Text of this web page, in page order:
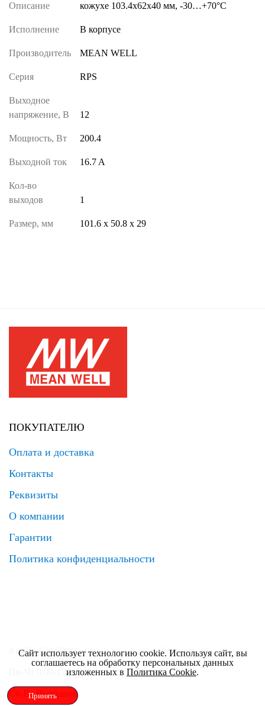
Описание
кожухе 103.4х62х40 мм, -30…+70°С
Исполнение В корпусе
Производитель MEAN WELL
Серия RPS
Выходное
напряжение, В
12
Мощность, Вт 200.4
Выходной ток 16.7 A
Кол-во
выходов
1
Размер, мм 101.6 х 50.8 х 29
ПОКУПАТЕЛЮ
Оплата и доставка
Контакты
Реквизиты
О компании
Гарантии
Политика конфиденциальности
8 (495) 120 69 99 zakaz@elrus.ru
Пн-Чт 9:00-17:30 Пт 9:00-17:00
Сб-Вс Выходной
Сайт использует технологию cookie. Используя сайт, вы
соглашаетесь на обработку персональных данных
изложенных в Политика Cookie.
Принять